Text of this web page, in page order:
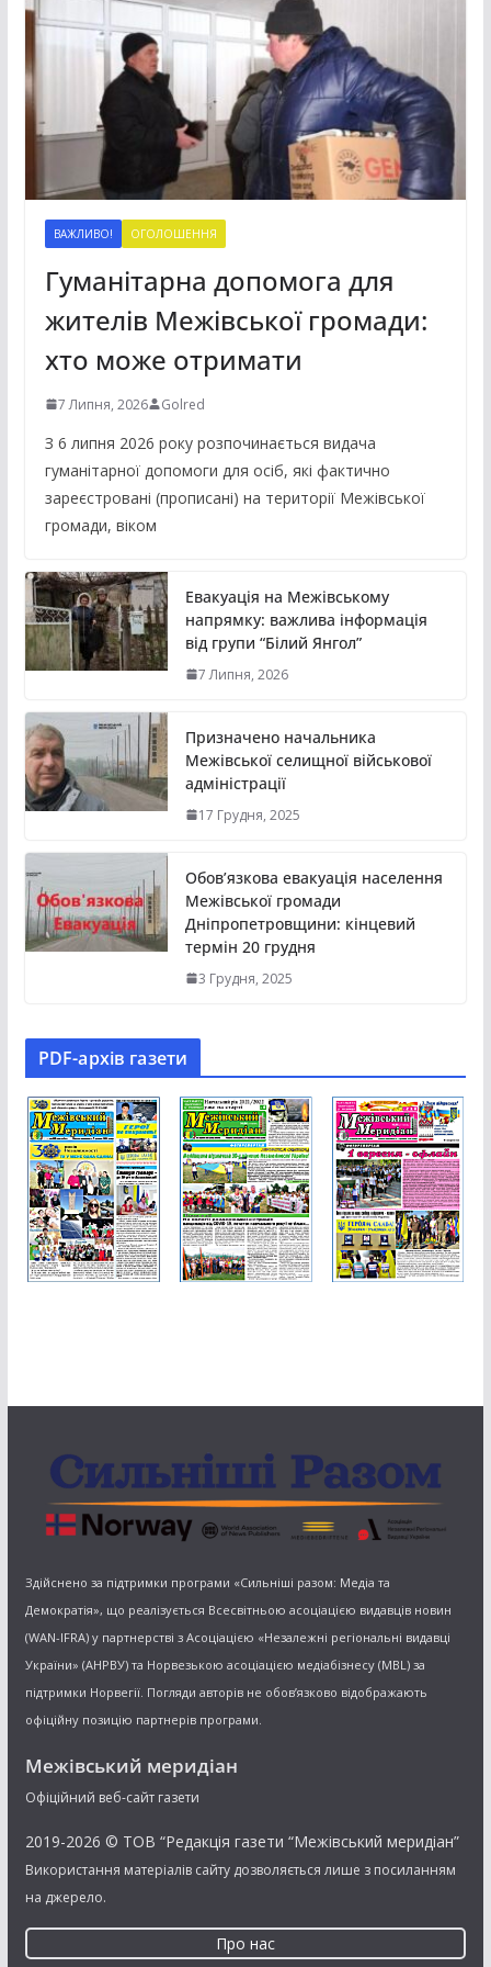
ВАЖЛИВО! ОГОЛОШЕННЯ
Гуманітарна допомога для
жителів Межівської громади:
хто може отримати
7 Липня, 2026 Golred
З 6 липня 2026 року розпочинається видача
гуманітарної допомоги для осіб, які фактично
зареєстровані (прописані) на території Межівської
громади, віком
Евакуація на Межівському
напрямку: важлива інформація
від групи “Білий Янгол”
7 Липня, 2026
Призначено начальника
Межівської селищної військової
адміністрації
17 Грудня, 2025
Обов’язкова евакуація населення
Межівської громади
Дніпропетровщини: кінцевий
термін 20 грудня
3 Грудня, 2025
PDF-aрхів газети
Здійснено за підтримки програми «Сильніші разом: Медіа та
Демократія», що реалізується Всесвітньою асоціацією видавців новин
(WAN-IFRA) у партнерстві з Асоціацією «Незалежні регіональні видавці
України» (АНРВУ) та Норвезькою асоціацією медіабізнесу (MBL) за
підтримки Норвегії. Погляди авторів не обов’язково відображають
офіційну позицію партнерів програми.
Межівський меридіан
Офіційний веб-сайт газети
2019-2026 © ТОВ “Редакція газети “Межівський меридіан”
Використання матеріалів сайту дозволяється лише з посиланням
на джерело.
Про нас